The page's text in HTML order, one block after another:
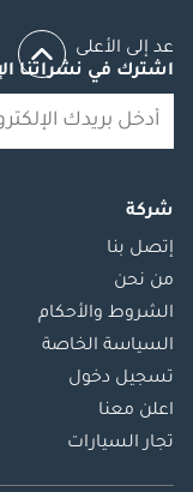
عد إلى الأعلى
اشترك في نشراتنا
شركة
إتصل بنا
من نحن
الشروط والأحكام
السياسة الخاصة
تسجيل دخول
اعلن معنا
تجار السيارات